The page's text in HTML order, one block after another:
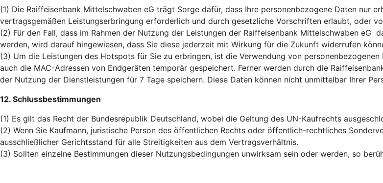
(1) Die Raiffeisenbank Mittelschwaben eG trägt Sorge dafür, dass Ihre personenbezogene Daten nur
vertragsgemäßen Leistungserbringung erforderlich und durch gesetzliche Vorschriften erlaubt, oder
(2) Für den Fall, dass im Rahmen der Nutzung der Leistungen der Raiffeisenbank Mittelschwaben eG
werden, wird darauf hingewiesen, dass Sie diese jederzeit mit Wirkung für die Zukunft widerrufen
(3) Um die Leistungen des Hotspots für Sie zu erbringen, ist die Verwendung von
auch die MAC-Adressen von Endgeräten temporär gespeichert. Ferner werden durch die
der Nutzung der Dienstleistungen für 7 Tage speichern. Diese Daten können nicht unmittelbar Ihrer
12. Schlussbestimmungen
(1) Es gilt das Recht der Bundesrepublik Deutschland, wobei die Geltung des UN-Kaufrechts
(2) Wenn Sie Kaufmann, juristische Person des öffentlichen Rechts oder öffentlich-rechtliches
ausschließlicher Gerichtsstand für alle Streitigkeiten aus dem Vertragsverhältnis.
(3) Sollten einzelne Bestimmungen dieser Nutzungsbedingungen unwirksam sein oder werden, so